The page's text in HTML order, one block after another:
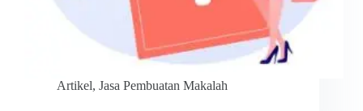
Artikel, Jasa Pembuatan Makalah